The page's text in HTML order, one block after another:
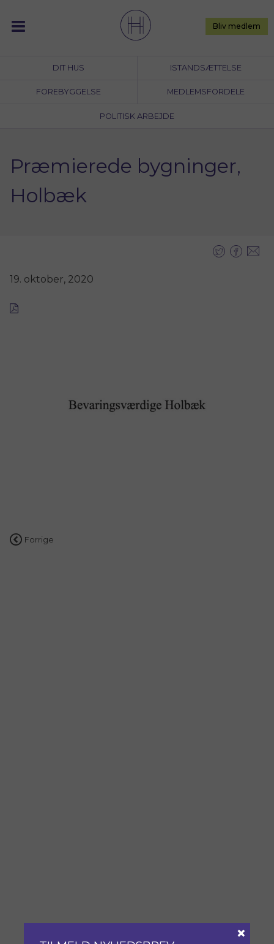
content
DIT HUS ISTANDSÆTTELSE
FOREBYGGELSE MEDLEMSFORDELE
POLITISK ARBEJDE
Bliv medlem
Præmierede bygninger,
Holbæk
19. oktober, 2020
Indlægsnavigation
Forrige
×